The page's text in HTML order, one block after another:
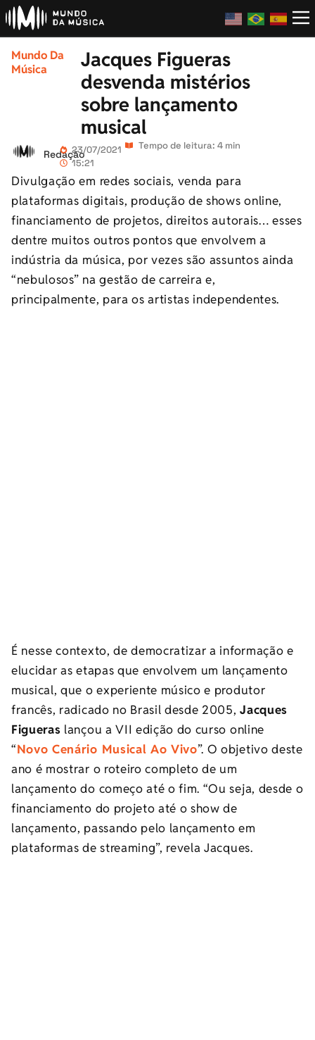
Mundo Da
Música
Jacques Figueras
desvenda mistérios
sobre lançamento
musical
Redação23/07/2021
15:21
Tempo de leitura: 4 min
Divulgação em redes sociais, venda para
plataformas digitais, produção de shows online,
financiamento de projetos, direitos autorais… esses
dentre muitos outros pontos que envolvem a
indústria da música, por vezes são assuntos ainda
“nebulosos” na gestão de carreira e,
principalmente, para os artistas independentes.
É nesse contexto, de democratizar a informação e
elucidar as etapas que envolvem um lançamento
musical, que o experiente músico e produtor
francês, radicado no Brasil desde 2005,Jacques
Figueras lançou a VII edição do curso online
“Novo Cenário Musical Ao Vivo”. O objetivo deste
ano é mostrar o roteiro completo de um
lançamento do começo até o fim. “Ou seja, desde o
financiamento do projeto até o show de
lançamento, passando pelo lançamento em
plataformas de streaming”, revela Jacques.